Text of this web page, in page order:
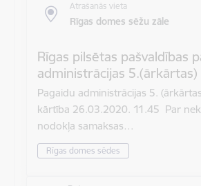
Atrašanās vieta
Rīgas domes sēžu zāle
Rīgas pilsētas pašvaldības
administrācijas 5.(ārkārtas)
Pagaidu administrācijas 5.
kārtība 26.03.2020. 11.45 Par
nodokļa samaksas…
Rīgas domes sēdes